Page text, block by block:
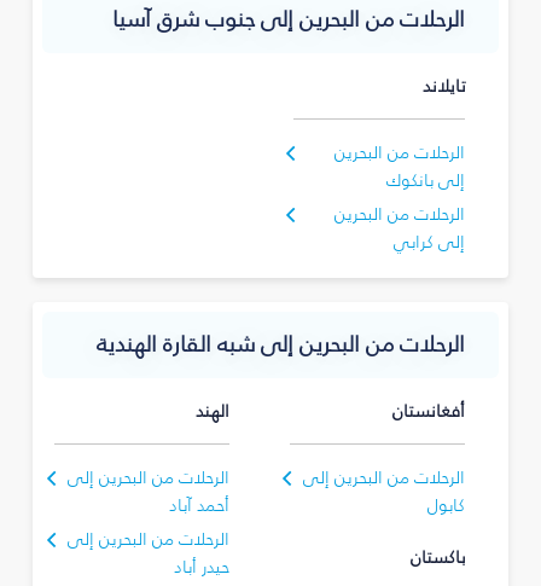
الرحلات من البحرين إلى جنوب شرق آسيا
تايلاند
الرحلات من البحرين
إلى بانكوك
الرحلات من البحرين
إلى كرابي
الرحلات من البحرين إلى شبه القارة الهندية
أفغانستان
الرحلات من البحرين إلى
كابول
الهند
الرحلات من البحرين إلى
أحمد آباد
الرحلات من البحرين إلى
حيدر أباد
باكستان